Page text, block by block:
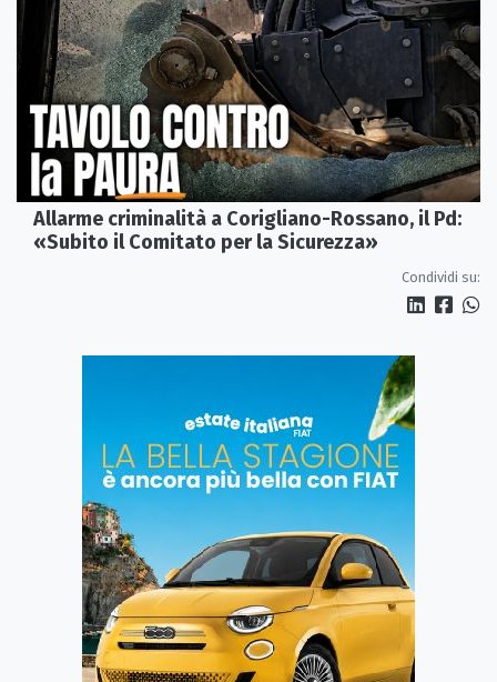
Allarme criminalità a Corigliano-Rossano, il Pd:
«Subito il Comitato per la Sicurezza»
Condividi su: